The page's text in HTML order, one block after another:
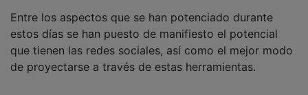
estos días se han puesto de manifiesto el potencial
que tienen las redes sociales, así como el mejor modo
de proyectarse a través de estas herramientas.